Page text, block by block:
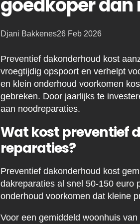
goedkoper dan
Posted
Djani Bakkenes26 Feb 2026
Preventief dakonderhoud kost
vroegtijdig opspoort en verhelpt
en klein onderhoud voorkomen
gebreken. Door jaarlijks te
aan noodreparaties.
Wat kost preventief
reparaties?
Preventief dakonderhoud kost
dakreparaties al snel 50-150 euro
onderhoud voorkomen dat kleine
Voor een gemiddeld woonhuis